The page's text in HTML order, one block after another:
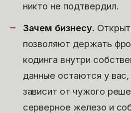
никто не подтвердил.
Зачем бизнесу.
позволяют держать
кодинга внутри
данные остаются у
зависит от чужого
серверное железо и